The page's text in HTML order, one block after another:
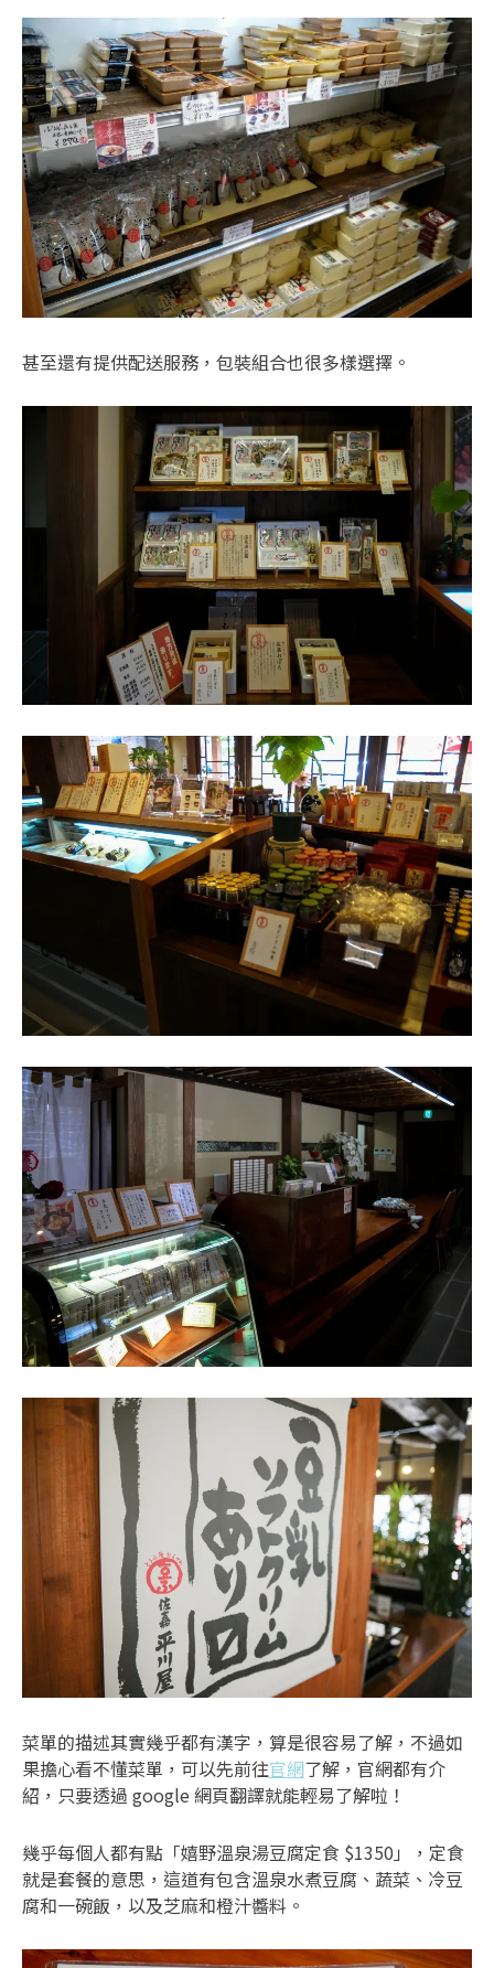
甚至還有提供配送服務，包裝組合也很多樣選擇。
菜單的描述其實幾乎都有漢字，算是很容易了解，不過如
果擔心看不懂菜單，可以先前往官網了解，官網都有介
紹，只要透過 google 網頁翻譯就能輕易了解啦！
幾乎每個人都有點「嬉野溫泉湯豆腐定食 $1350」，定食
就是套餐的意思，這道有包含溫泉水煮豆腐、蔬菜、冷豆
腐和一碗飯，以及芝麻和橙汁醬料。